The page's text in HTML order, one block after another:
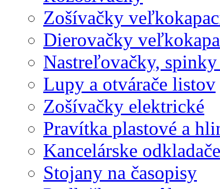
Zošívačky
Dierovačky
Nastreľovačky,
Lupy a otvárače listov
Zošívačky elektrické
Pravítka plastové a
Kancelárske odkladače
Stojany na časopisy